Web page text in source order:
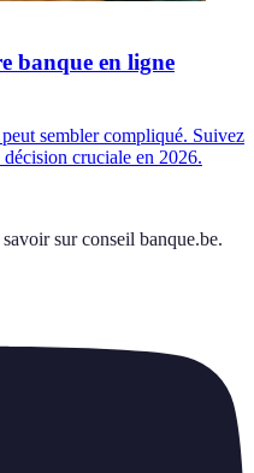
banque en ligne
sembler compliqué. Suivez
cruciale en 2026.
sur conseil banque.be.